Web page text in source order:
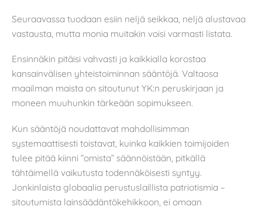
Seuraavassa tuodaan esiin neljä seikkaa, neljä alustavaa
vastausta, mutta monia muitakin voisi varmasti listata.
Ensinnäkin pitäisi vahvasti ja kaikkialla korostaa
kansainvälisen yhteistoiminnan sääntöjä. Valtaosa
maailman maista on sitoutunut YK:n peruskirjaan ja
moneen muuhunkin tärkeään sopimukseen.
Kun sääntöjä noudattavat mahdollisimman
systemaattisesti toistavat, kuinka kaikkien toimijoiden
tulee pitää kiinni ”omista” säännöistään, pitkällä
tähtäimellä vaikutusta todennäköisesti syntyy.
Jonkinlaista globaalia perustuslaillista patriotismia –
sitoutumista lainsäädäntökehikkoon, ei omaan